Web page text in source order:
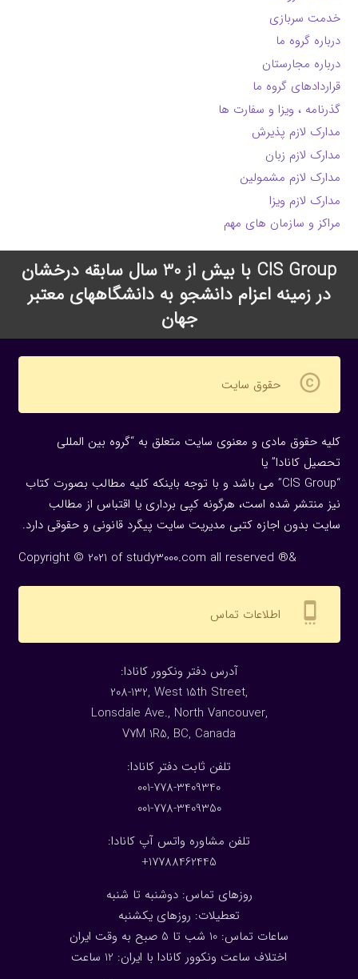
خدمت سربازی
درباره گروه ما
درباره مجارستان
قراردادهای گروه ما
گذرنامه ، ویزا و سفارت ها
مدارک لازم پذیرش
مدارک لازم زبان
مدارک لازم مشمولین
مدارک لازم ویزا
مراکز و سازمان های مهم
CIS Group با بیش از 30 سال سابقه درخشان
در زمینه اعزام دانشجو به دانشگاههای معتبر
جهان
copyright حقوق سایت
کلیه حقوق مادی و معنوی سایت متعلق به “گروه بین المللی
تحصیل کانادا” یا
“CIS Group” می باشد و با توجه باینکه کلیه مطالب بصورت کتاب
نیز منتشر شده است، هرگونه كپی برداری یا اقتباس از مطالب
سایت بدون اجازه كتبی مدیریت سایت پیگرد قانونی و حقوقی دارد.
Copyright © 2021 of study3000.com all reserved ®&
settings_cell اطلاعات تماس
:آدرس دفتر ونکوور کانادا
208-132, West 15th Street,
Lonsdale Ave., North Vancouver,
V7M 1R5, BC, Canada
:تلفن ثابت دفتر کانادا
001-778-3409340
001-778-3409350
تلفن مشاوره واتس آپ کانادا:
17788462445+
روزهای تماس: دوشنبه تا شنبه
تعطیلات: روزهای یکشنبه
ساعات تماس: 10 شب تا 5 صبح به وقت ایران
اختلاف ساعت ونکوور کانادا با ایران: 1 2 ساعت